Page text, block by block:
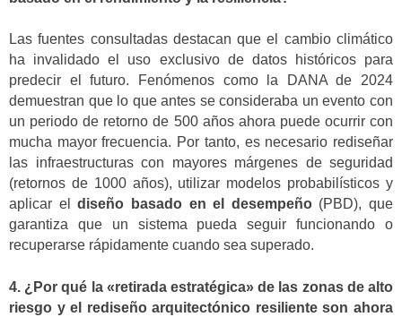
Las fuentes consultadas destacan que el cambio climático
ha invalidado el uso exclusivo de datos históricos para
predecir el futuro. Fenómenos como la DANA de 2024
demuestran que lo que antes se consideraba un evento con
un periodo de retorno de 500 años ahora puede ocurrir con
mucha mayor frecuencia. Por tanto, es necesario rediseñar
las infraestructuras con mayores márgenes de seguridad
(retornos de 1000 años), utilizar modelos probabilísticos y
aplicar eldiseño basado en el desempeño(PBD), que
garantiza que un sistema pueda seguir funcionando o
recuperarse rápidamente cuando sea superado.
4. ¿Por qué la «retirada estratégica» de las zonas de alto
riesgo y el rediseño arquitectónico resiliente son ahora